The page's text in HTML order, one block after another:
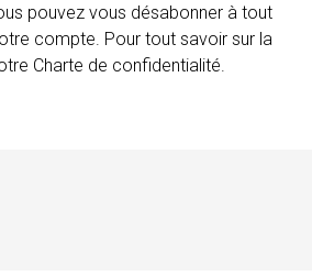
pouvez vous désabonner à tout
compte. Pour tout savoir sur la
Charte de confidentialité.